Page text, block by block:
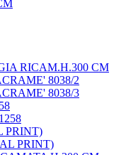
PRINT)